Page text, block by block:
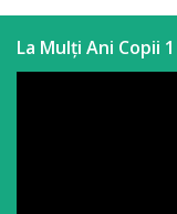
La Mulți Ani Copii